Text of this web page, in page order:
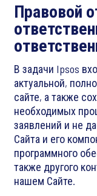
Правовой
В задачи Ipsos
актуальной,
сайте, а также
необходимых
заявлений и не
Сайта и его
программного
также другого
нашем Сайте.